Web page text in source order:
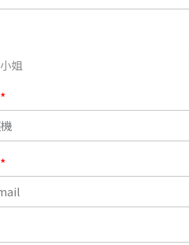
小姐